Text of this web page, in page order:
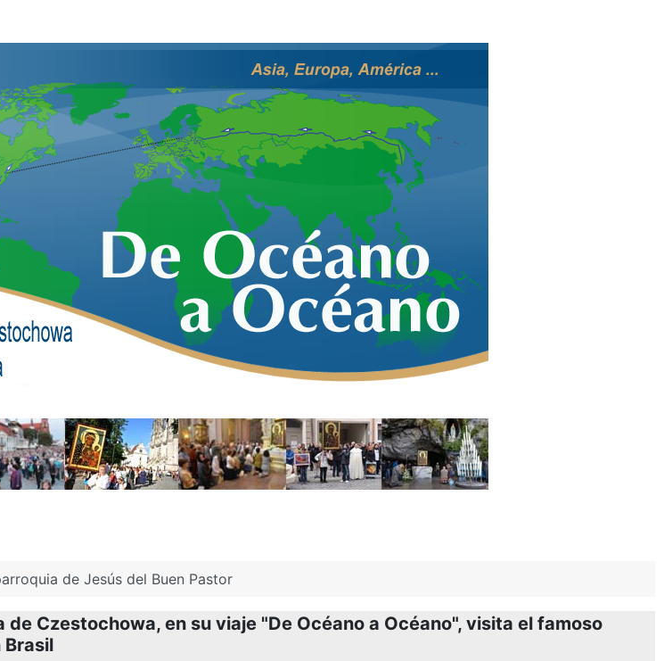
de Jesús del Buen Pastor
de Czestochowa, en su viaje "De Océano a Océano", visita el famoso
Brasil